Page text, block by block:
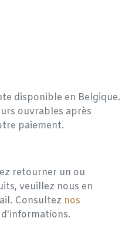
disponible en Belgique.
ouvrables après
paiement.
retourner un ou
veuillez nous en
Consultez nos